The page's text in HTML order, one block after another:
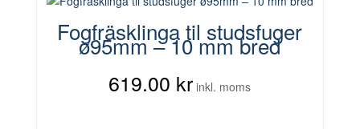
Fogfräsklinga til studsfuger
ø95mm – 10 mm bred
619.00 kr inkl. moms